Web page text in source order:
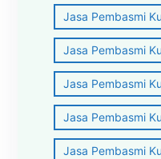
Jasa Pembasmi
Jasa Pembasmi
Jasa Pembasmi
Jasa Pembasmi
Jasa Pembasmi